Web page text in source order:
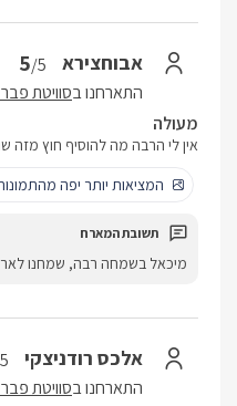
אבוחצירא 5/5
התארחנו בסוויטת
מעולה
אין לי הרבה מה להוסיף חוץ מזה
המציאות יותר יפה
מיכאל בשמחה רבה, שמחנו
אלכס רודניצקי
התארחנו בסוויטת